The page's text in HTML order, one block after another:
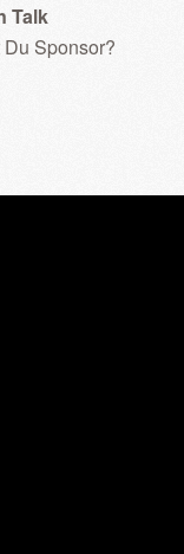
Talk
Sponsor?